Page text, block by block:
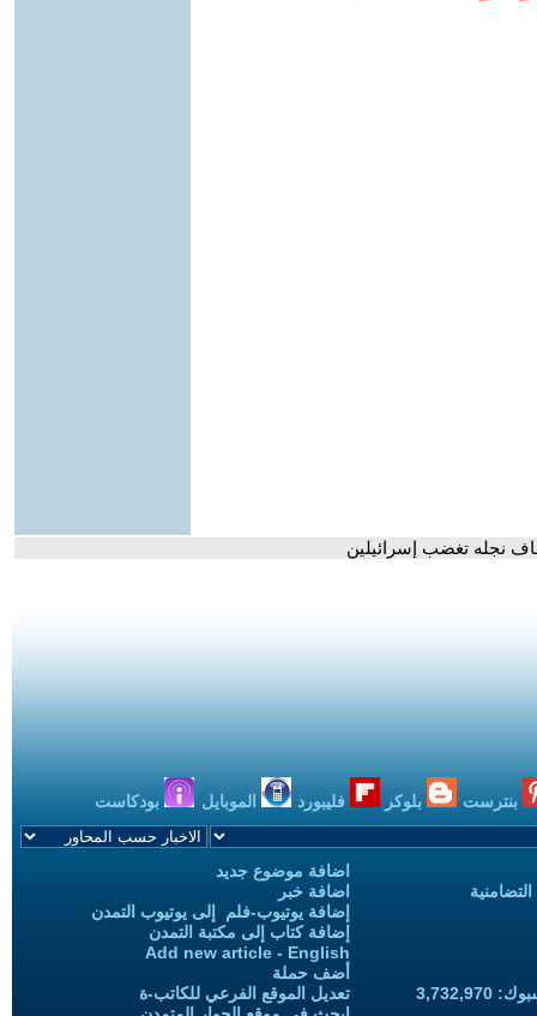
نجله تغضب إسرائيلين
بنترست بلوكر فليبورد الموبايل بودكاست
اضافة موضوع جديد
اضافة خبر
إضافة يوتيوب-فلم إلى يوتيوب التمدن
إضافة كتاب إلى مكتبة التمدن
Add new article - English
أضف حملة
تعديل الموقع الفرعي للكاتب-ة